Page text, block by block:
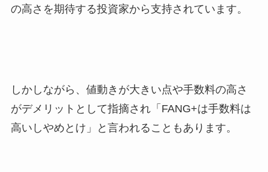
の高さを期待する投資家から支持されています。
しかしながら、値動きが大きい点や手数料の高さ
がデメリットとして指摘され「FANG+は手数料は
高いしやめとけ」と言われることもあります。